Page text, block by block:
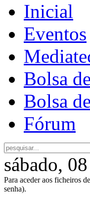
Inicial
Eventos
Bolsa
Bolsa
Fórum
sábado,
Para aceder aos ficheiros
senha).